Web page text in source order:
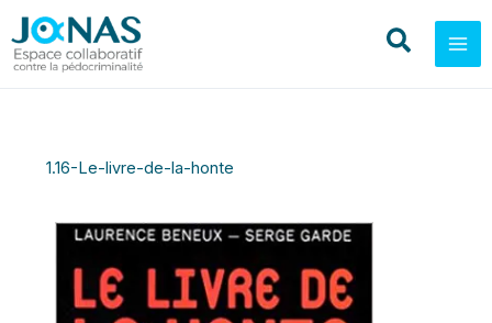
Aller
au
contenu
1.16-Le-livre-de-la-honte